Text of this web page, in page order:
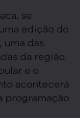
se
edição do
uma das
da região.
e o
acontecerá
programação